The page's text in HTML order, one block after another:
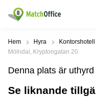
Hyra / hyra ut
Kategorier
Kontor
Populära
Städer
Stockholm
Populära
sökningar
Kontorshotell
Hjälp
Om oss
Hem Hyra Kontorshotell
Mölndal, Kryptongatan 20
Denna plats är uthyrd
Se liknande